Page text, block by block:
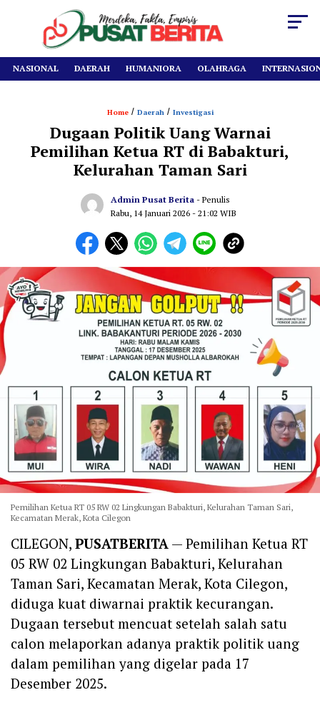
NASIONAL DAERAH HUMANIORA OLAHRAGA
Home/ Daerah/ Investigasi
Dugaan Politik Uang Warnai
Pemilihan Ketua RT di Babakturi,
Kelurahan Taman Sari
Admin Pusat Berita - Penulis
Rabu, 14 Januari 2026 - 21:02 WIB
Pemilihan Ketua RT 05 RW 02 Lingkungan Babakturi, Kelurahan Taman Sari,
Kecamatan Merak, Kota Cilegon
CILEGON, PUSATBERITA — Pemilihan Ketua RT
05 RW 02 Lingkungan Babakturi, Kelurahan
Taman Sari, Kecamatan Merak, Kota Cilegon,
diduga kuat diwarnai praktik kecurangan.
Dugaan tersebut mencuat setelah salah satu
calon melaporkan adanya praktik politik uang
dalam pemilihan yang digelar pada 17
Desember 2025.